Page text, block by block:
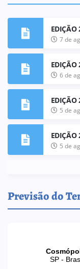
EDIÇÃO
7 de
EDIÇÃO
6 de
EDIÇÃO
5 de
EDIÇÃO
5 de
Previsão do